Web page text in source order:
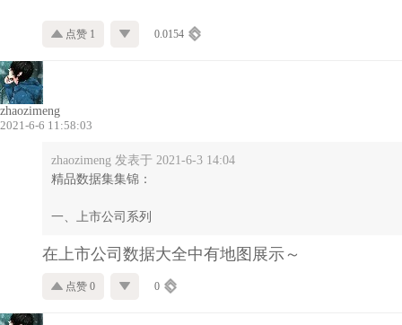
点赞 1 0.0154
zhaozimeng
2021-6-6 11:58:03
zhaozimeng 发表于 2021-6-3 14:04
精品数据集集锦：
一、上市公司系列
在上市公司数据大全中有地图展示～
点赞 0 0